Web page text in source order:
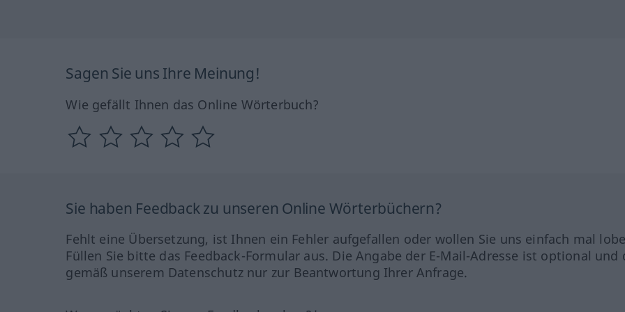
Sagen Sie uns Ihre Meinung!
Wie gefällt Ihnen das Online Wörterbuch?
Sie haben Feedback zu unseren Online Wörterbüchern?
Fehlt eine Übersetzung, ist Ihnen ein Fehler aufgefallen oder wollen Sie uns einfach mal
Füllen Sie bitte das Feedback-Formular aus. Die Angabe der E-Mail-Adresse ist optional und
gemäß unserem Datenschutz nur zur Beantwortung Ihrer Anfrage.